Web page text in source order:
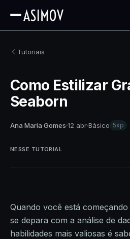
Tutoriais
Como Estilizar
Seaborn
Ana Maria Gomes 12 abrBásico 5xp
Quando você está
se depara com a análise de
habilidades mais valiosas é
NESSE TUTORIAL